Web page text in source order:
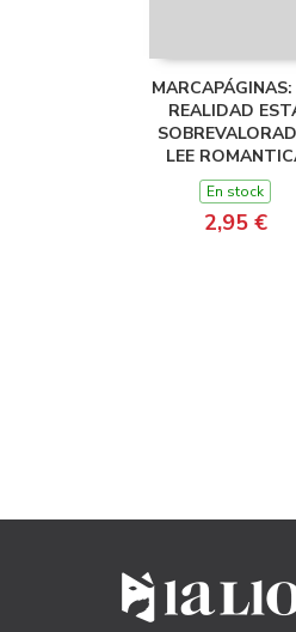
REALIDAD
LEE
En stock
2,95 €